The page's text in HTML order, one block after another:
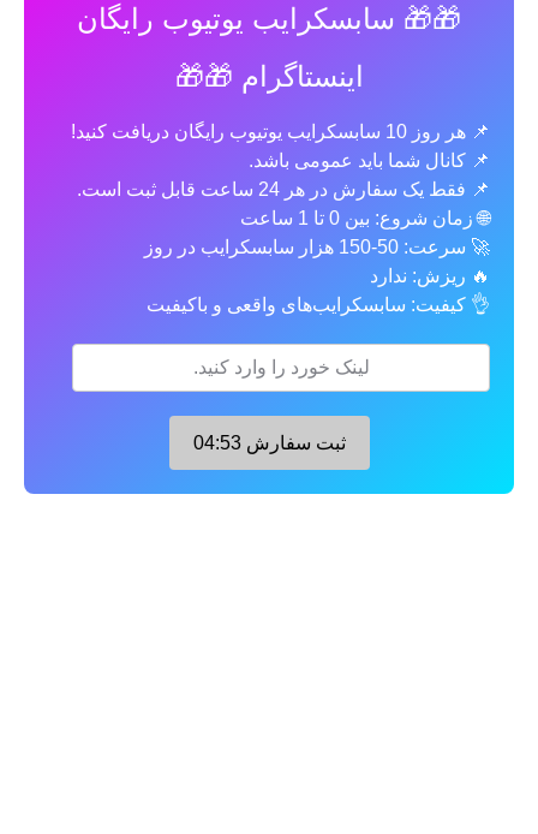
🎁🎁 سابسکرایب یوتیوب رایگان
اینستاگرام 🎁🎁
📌 هر روز 10 سابسکرایب یوتیوب رایگان دریافت کنید!
📌 کانال شما باید عمومی باشد.
📌 فقط یک سفارش در هر 24 ساعت قابل ثبت است.
🌐 زمان شروع: بین 0 تا 1 ساعت
🚀 سرعت: 50-150 هزار سابسکرایب در روز
🔥 ریزش: ندارد
👌 کیفیت: سابسکرایب‌های واقعی و باکیفیت
ثبت سفارش04:52